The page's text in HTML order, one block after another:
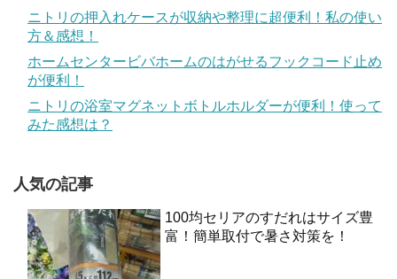
ニトリの押入れケースが収納や整理に超便利！私の使い
方＆感想！
ホームセンタービバホームのはがせるフックコード止め
が便利！
ニトリの浴室マグネットボトルホルダーが便利！使って
みた感想は？
人気の記事
100均セリアのすだれはサイズ豊
富！簡単取付で暑さ対策を！